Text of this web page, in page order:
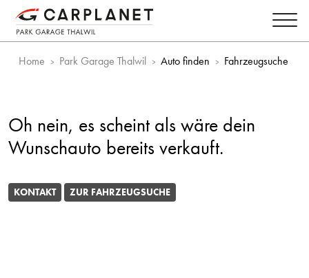
Home Park Garage Thalwil Auto finden Fahrzeugsuche
Oh nein, es scheint als wäre dein
Wunschauto bereits verkauft.
KONTAKT ZUR FAHRZEUGSUCHE